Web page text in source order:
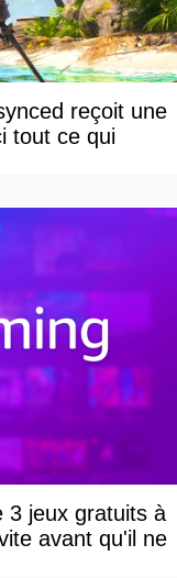
reçoit une
tout ce qui
3 jeux gratuits à
avant qu'il ne